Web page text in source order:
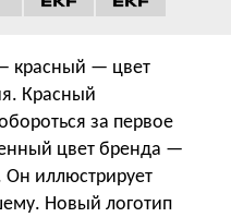
красный — цвет
Красный
за первое
цвет бренда —
иллюстрирует
Новый логотип